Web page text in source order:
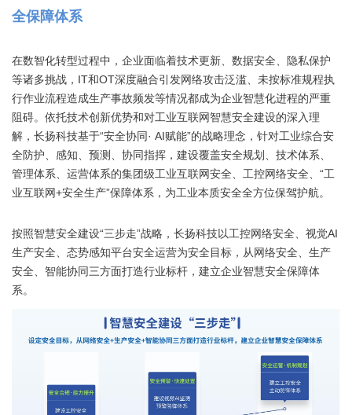
全保障体系
在数智化转型过程中，企业面临着技术更新、数据安全、隐私保护
等诸多挑战，IT和OT深度融合引发网络攻击泛滥、未按标准规程执
行作业流程造成生产事故频发等情况都成为企业智慧化进程的严重
阻碍。依托技术创新优势和对工业互联网智慧安全建设的深入理
解，长扬科技基于“安全协同· AI赋能”的战略理念，针对工业综合安
全防护、感知、预测、协同指挥，建设覆盖安全规划、技术体系、
管理体系、运营体系的集团级工业互联网安全、工控网络安全、“工
业互联网+安全生产”保障体系，为工业本质安全全方位保驾护航。
按照智慧安全建设“三步走”战略，长扬科技以工控网络安全、视觉AI
生产安全、态势感知平台安全运营为安全目标，从网络安全、生产
安全、智能协同三方面打造行业标杆，建立企业智慧安全保障体
系。